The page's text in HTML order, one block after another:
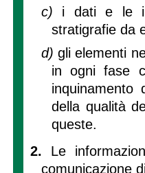
c) i dati e le
stratigrafie da
d) gli elementi
in ogni fase
della qualità
queste.
2. Le
comunicazione